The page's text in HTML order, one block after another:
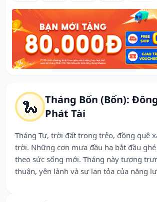
🐍 Tháng Bốn (Bốn):
Phát Tài
Tháng Tư, trời đất trong trẻo, đồng quê
trời. Những cơn mưa đầu hạ bắt đầu
theo sức sống mới. Tháng này tượng
thuận, yên lành và sự lan tỏa của năng